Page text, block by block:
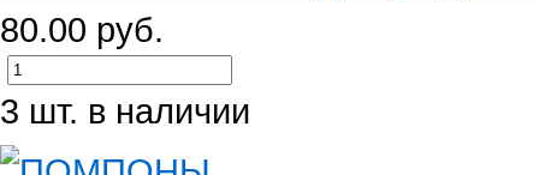
80.00 руб.
3 шт. в наличии